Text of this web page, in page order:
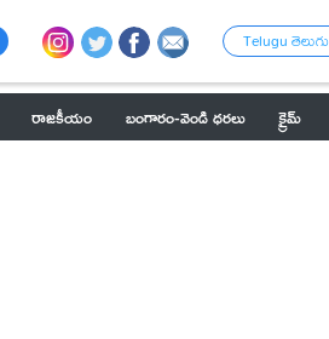
Telugu తెలుగు
రాజకీయం బంగారం-వెండి ధరలు క్రైమ్